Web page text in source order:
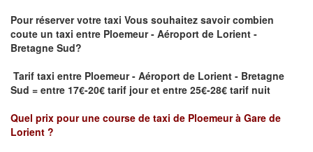
Pour réserver votre taxi Vous souhaitez savoircombien
coute un taxi entre Ploemeur - Aéroport de Lorient -
Bretagne Sud?
Tarif taxi entre Ploemeur - Aéroport de Lorient - Bretagne
Sud = entre 17€-20€ tarif jour et entre 25€-28€ tarif nuit
Quel prix pour une course de taxi de Ploemeur à Gare de
Lorient ?